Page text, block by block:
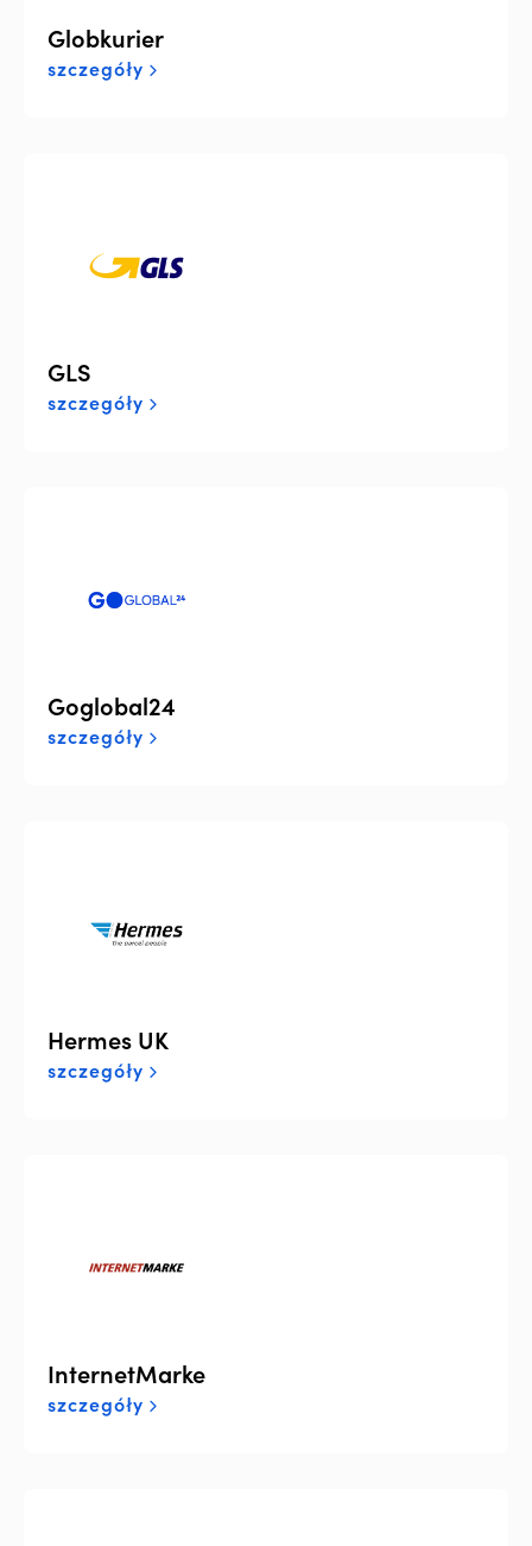
Globkurier
szczegóły
GLS
szczegóły
Goglobal24
szczegóły
Hermes UK
szczegóły
InternetMarke
szczegóły